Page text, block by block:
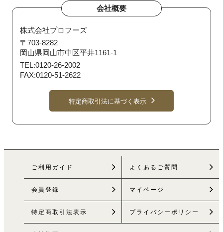
会社概要
株式会社プロフーズ
〒703-8282
岡山県岡山市中区平井1161-1
TEL:0120-26-2002
FAX:0120-51-2622
特定商取引法に基づく表示
ご利用ガイド よくあるご質問
会員登録 マイページ
特定商取引法表示 プライバシーポリシー